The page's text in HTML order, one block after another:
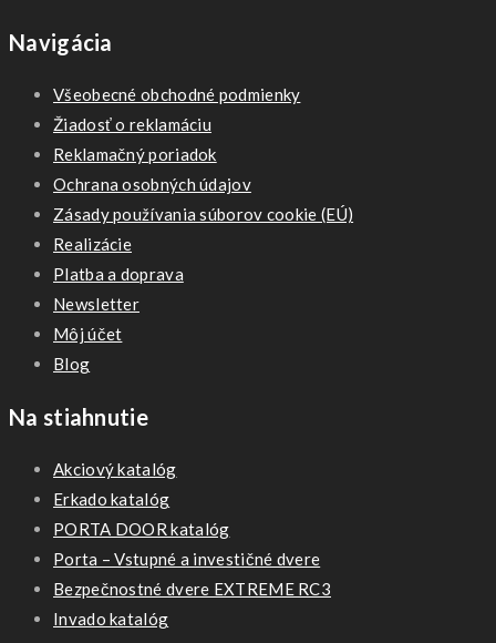
Navigácia
Všeobecné obchodné podmienky
Žiadosť o reklamáciu
Reklamačný poriadok
Ochrana osobných údajov
Zásady používania súborov cookie (EÚ)
Realizácie
Platba a doprava
Newsletter
Môj účet
Blog
Na stiahnutie
Akciový katalóg
Erkado katalóg
PORTA DOOR katalóg
Porta – Vstupné a investičné dvere
Bezpečnostné dvere EXTREME RC3
Invado katalóg